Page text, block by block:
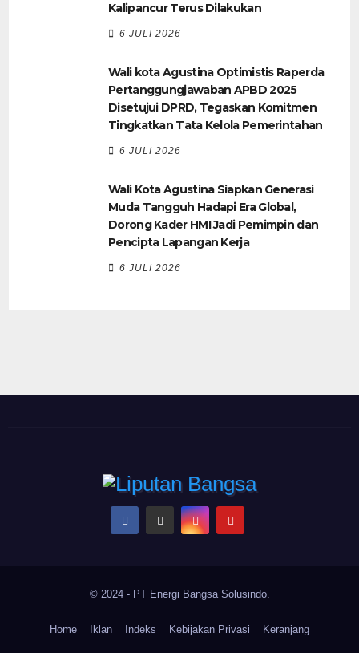
Kalipancur Terus Dilakukan
6 JULI 2026
Wali kota Agustina Optimistis Raperda
Pertanggungjawaban APBD 2025
Disetujui DPRD, Tegaskan Komitmen
Tingkatkan Tata Kelola Pemerintahan
6 JULI 2026
Wali Kota Agustina Siapkan Generasi
Muda Tangguh Hadapi Era Global,
Dorong Kader HMI Jadi Pemimpin dan
Pencipta Lapangan Kerja
6 JULI 2026
© 2024 - PT Energi Bangsa Solusindo.
Home Iklan Indeks Kebijakan Privasi Keranjang